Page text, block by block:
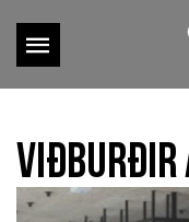
Viðburðir